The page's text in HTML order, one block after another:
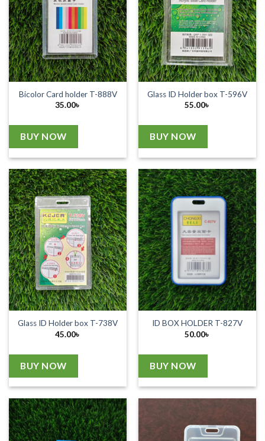
Bicolor Card holder T-888V
35.00৳
BUY NOW
Glass ID Holder box T-596V
55.00৳
BUY NOW
Glass ID Holder box T-738V
45.00৳
BUY NOW
ID BOX HOLDER T-827V
50.00৳
BUY NOW